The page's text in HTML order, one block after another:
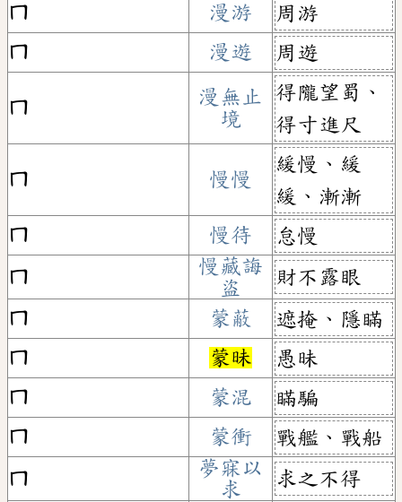
ㄇ
漫游
周游
ㄇ
漫遊 周遊
ㄇ
漫無止
境
得隴望蜀、
得寸進尺
ㄇ 慢慢
緩慢、緩
緩、漸漸
ㄇ
慢待
怠慢
ㄇ
慢藏誨
盜
財不露眼
ㄇ
蒙蔽
遮掩、隱瞞
ㄇ
蒙昧
愚昧
ㄇ
蒙混
瞞騙
ㄇ
蒙衝
戰艦、戰船
ㄇ
夢寐以
求
求之不得